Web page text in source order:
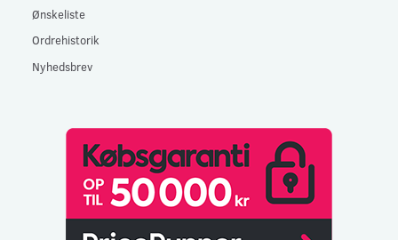
Ønskeliste
Ordrehistorik
Nyhedsbrev